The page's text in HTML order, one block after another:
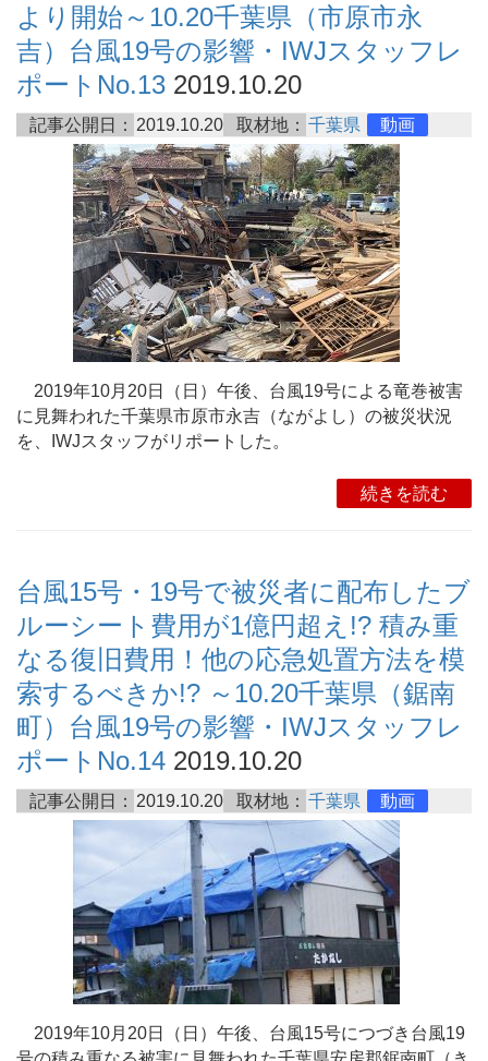
より開始～10.20千葉県（市原市永
吉）台風19号の影響・IWJスタッフレ
ポートNo.13 2019.10.20
記事公開日： 2019.10.20 取材地： 千葉県 動画
2019年10月20日（日）午後、台風19号による竜巻被害
に見舞われた千葉県市原市永吉（ながよし）の被災状況
を、IWJスタッフがリポートした。
続きを読む
台風15号・19号で被災者に配布したブ
ルーシート費用が1億円超え!? 積み重
なる復旧費用！他の応急処置方法を模
索するべきか!? ～10.20千葉県（鋸南
町）台風19号の影響・IWJスタッフレ
ポートNo.14 2019.10.20
記事公開日： 2019.10.20 取材地： 千葉県 動画
2019年10月20日（日）午後、台風15号につづき台風19